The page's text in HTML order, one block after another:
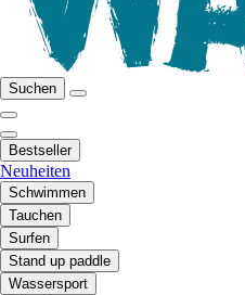
Suchen
Bestseller
Neuheiten
Schwimmen
Tauchen
Surfen
Stand up paddle
Wassersport